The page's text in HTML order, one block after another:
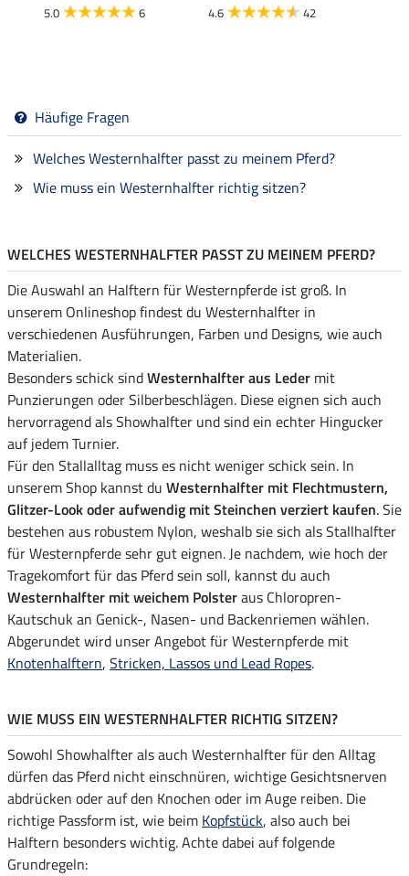
5.0 6 4.6 42
Häufige Fragen
Welches Westernhalfter passt zu meinem Pferd?
Wie muss ein Westernhalfter richtig sitzen?
WELCHES WESTERNHALFTER PASST ZU MEINEM PFERD?
Die Auswahl an Halftern für Westernpferde ist groß. In
unserem Onlineshop findest du Westernhalfter in
verschiedenen Ausführungen, Farben und Designs, wie auch
Materialien.
Besonders schick sindWesternhalfter aus Leder mit
Punzierungen oder Silberbeschlägen. Diese eignen sich auch
hervorragend als Showhalfter und sind ein echter Hingucker
auf jedem Turnier.
Für den Stallalltag muss es nicht weniger schick sein. In
unserem Shop kannst du Westernhalfter mit Flechtmustern,
Glitzer-Look oder aufwendig mit Steinchen verziert kaufen. Sie
bestehen aus robustem Nylon, weshalb sie sich als Stallhalfter
für Westernpferde sehr gut eignen. Je nachdem, wie hoch der
Tragekomfort für das Pferd sein soll, kannst du auch
Westernhalfter mit weichem Polsteraus Chloropren-
Kautschuk an Genick-, Nasen- und Backenriemen wählen.
Abgerundet wird unser Angebot für Westernpferde mit
Knotenhalftern, Stricken, Lassos und Lead Ropes.
WIE MUSS EIN WESTERNHALFTER RICHTIG SITZEN?
Sowohl Showhalfter als auch Westernhalfter für den Alltag
dürfen das Pferd nicht einschnüren, wichtige Gesichtsnerven
abdrücken oder auf den Knochen oder im Auge reiben. Die
richtige Passform ist, wie beim Kopfstück, also auch bei
Halftern besonders wichtig. Achte dabei auf folgende
Grundregeln: